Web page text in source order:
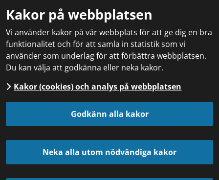
Kakor på webbplatsen
Vi använder kakor på vår webbplats för att ge dig en bra
funktionalitet och för att samla in statistik som vi
använder som underlag för att förbättra webbplatsen.
Du kan välja att godkänna eller neka kakor.
Kakor (cookies) och analys på webbplatsen
Godkänn alla kakor
Neka alla utom nödvändiga kakor